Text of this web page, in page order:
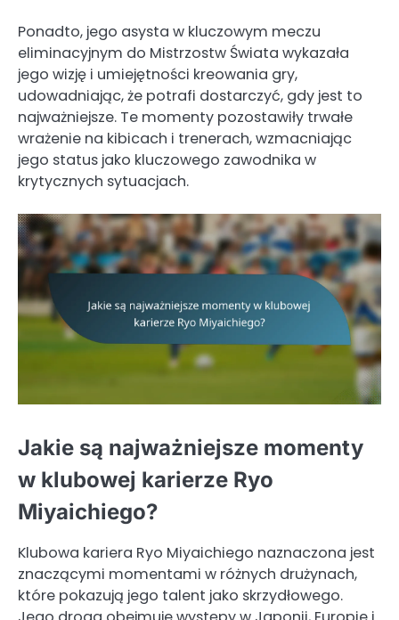
Ponadto, jego asysta w kluczowym meczu
eliminacyjnym do Mistrzostw Świata wykazała
jego wizję i umiejętności kreowania gry,
udowadniając, że potrafi dostarczyć, gdy jest to
najważniejsze. Te momenty pozostawiły trwałe
wrażenie na kibicach i trenerach, wzmacniając
jego status jako kluczowego zawodnika w
krytycznych sytuacjach.
Jakie są najważniejsze momenty
w klubowej karierze Ryo
Miyaichiego?
Klubowa kariera Ryo Miyaichiego naznaczona jest
znaczącymi momentami w różnych drużynach,
które pokazują jego talent jako skrzydłowego.